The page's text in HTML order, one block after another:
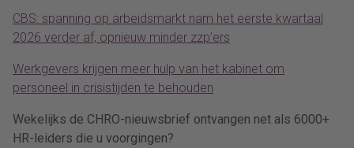
CBS: spanning op arbeidsmarkt nam het eerste kwartaal
2026 verder af, opnieuw minder zzp’ers
Werkgevers krijgen meer hulp van het kabinet om
personeel in crisistijden te behouden
Wekelijks de CHRO-nieuwsbrief ontvangen net als 6000+
HR-leiders die u voorgingen?